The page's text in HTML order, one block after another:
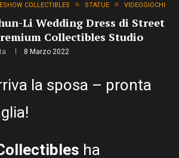
COLLECTIBLES STATUE VIDEOGIOCHI
Li Wedding Dress di Street
Collectibles Studio
8 Marzo 2022
la sposa – pronta
ha